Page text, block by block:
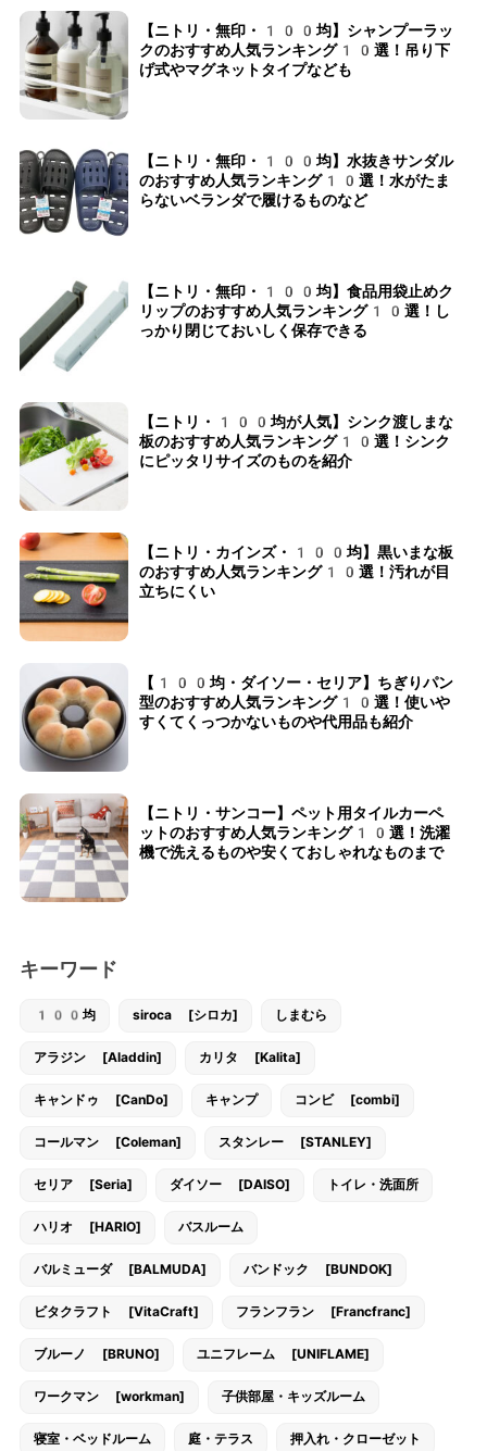
【ニトリ・無印・100均】シャンプーラッ
クのおすすめ人気ランキング10選！吊り下
げ式やマグネットタイプなども
【ニトリ・無印・100均】水抜きサンダル
のおすすめ人気ランキング10選！水がたま
らないベランダで履けるものなど
【ニトリ・無印・100均】食品用袋止めク
リップのおすすめ人気ランキング10選！し
っかり閉じておいしく保存できる
【ニトリ・100均が人気】シンク渡しまな
板のおすすめ人気ランキング10選！シンク
にピッタリサイズのものを紹介
【ニトリ・カインズ・100均】黒いまな板
のおすすめ人気ランキング10選！汚れが目
立ちにくい
【100均・ダイソー・セリア】ちぎりパン
型のおすすめ人気ランキング10選！使いや
すくてくっつかないものや代用品も紹介
【ニトリ・サンコー】ペット用タイルカーペ
ットのおすすめ人気ランキング10選！洗濯
機で洗えるものや安くておしゃれなものまで
キーワード
100均 siroca [シロカ] しまむら
アラジン [Aladdin] カリタ [Kalita]
キャンドゥ [CanDo] キャンプ コンビ [combi]
コールマン [Coleman] スタンレー [STANLEY]
セリア [Seria] ダイソー [DAISO] トイレ・洗面所
ハリオ [HARIO] バスルーム
バルミューダ [BALMUDA] バンドック [BUNDOK]
ビタクラフト [VitaCraft] フランフラン [Francfranc]
ブルーノ [BRUNO] ユニフレーム [UNIFLAME]
ワークマン [workman] 子供部屋・キッズルーム
寝室・ベッドルーム 庭・テラス 押入れ・クローゼット